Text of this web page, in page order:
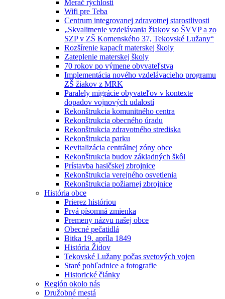
Merač rýchlosti
Wifi pre Teba
Centrum integrovanej zdravotnej starostlivosti
„Skvalitnenie vzdelávania žiakov so ŠVVP a zo
SZP v ZŠ Komenského 37, Tekovské Lužany“
Rozšírenie kapacít materskej školy
Zateplenie materskej školy
70 rokov po výmene obyvateľstva
Implementácia nového vzdelávacieho programu
ZŠ žiakov z MRK
Paralely migrácie obyvateľov v kontexte
dopadov vojnových udalostí
Rekonštrukcia komunitného centra
Rekonštrukcia obecného úradu
Rekonštrukcia zdravotného strediska
Rekonštrukcia parku
Revitalizácia centrálnej zóny obce
Rekonštrukcia budov základných škôl
Prístavba hasičskej zbrojnice
Rekonštrukcia verejného osvetlenia
Rekonštrukcia požiarnej zbrojnice
História obce
Prierez históriou
Prvá písomná zmienka
Premeny názvu našej obce
Obecné pečatidlá
Bitka 19. apríla 1849
História Židov
Tekovské Lužany počas svetových vojen
Staré pohľadnice a fotografie
Historické články
Región okolo nás
Družobné mestá